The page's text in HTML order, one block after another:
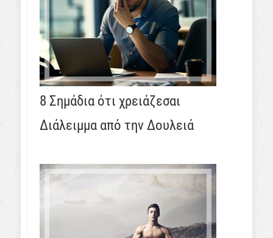
8 Σημάδια ότι χρειάζεσαι
Διάλειμμα από την Δουλειά